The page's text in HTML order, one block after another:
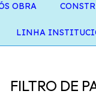
OBRA
LINHA
FILTRO DE